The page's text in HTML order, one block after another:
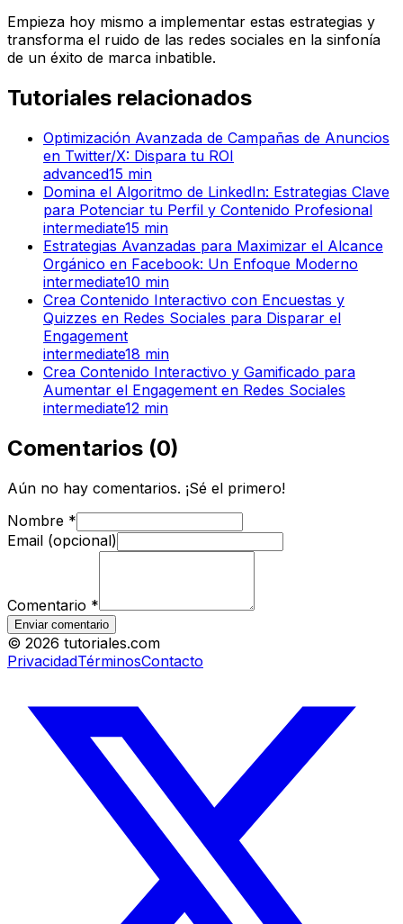
Empieza hoy mismo a implementar estas estrategias y
transforma el ruido de las redes sociales en la sinfonía
de un éxito de marca inbatible.
Tutoriales relacionados
Optimización Avanzada de Campañas de Anuncios
en Twitter/X: Dispara tu ROI
advanced15 min
Domina el Algoritmo de LinkedIn: Estrategias Clave
para Potenciar tu Perfil y Contenido Profesional
intermediate15 min
Estrategias Avanzadas para Maximizar el Alcance
Orgánico en Facebook: Un Enfoque Moderno
intermediate10 min
Crea Contenido Interactivo con Encuestas y
Quizzes en Redes Sociales para Disparar el
Engagement
intermediate18 min
Crea Contenido Interactivo y Gamificado para
Aumentar el Engagement en Redes Sociales
intermediate12 min
Comentarios (0)
Aún no hay comentarios. ¡Sé el primero!
Nombre *
Email (opcional)
Comentario *
Enviar comentario
© 2026 tutoriales.com
PrivacidadTérminosContacto